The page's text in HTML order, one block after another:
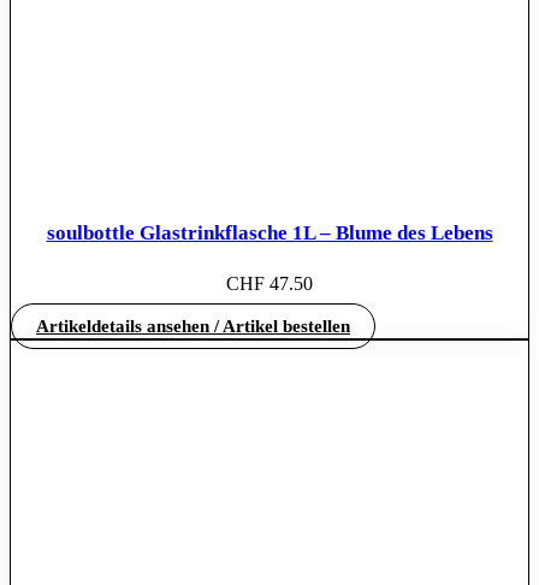
soulbottle Glastrinkflasche 1L – Blume des Lebens
CHF 47.50
Artikeldetails ansehen / Artikel bestellen